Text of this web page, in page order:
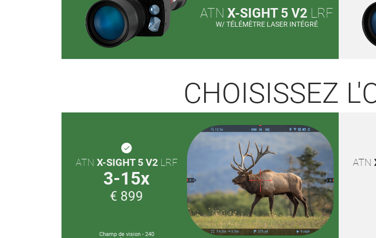
ATN X-SIGHT 5 V2 LRF
W/ TÉLÉMÈTRE LASER INTÉGRÉ
CHOISISSEZ
done
ATNX-SIGHT 5 V2 LRF
3-15x
€ 899
Champ de vision - 240
ATN